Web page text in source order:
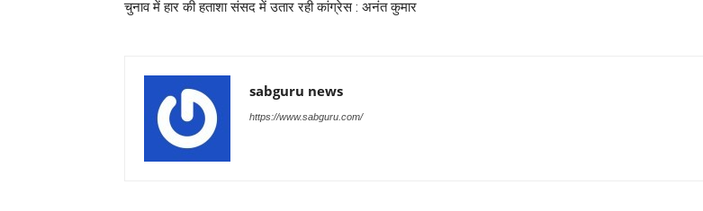
चुनाव में हार की हताशा संसद में उतार रही कांग्रेस : अनंत कुमार
sabguru news
https://www.sabguru.com/